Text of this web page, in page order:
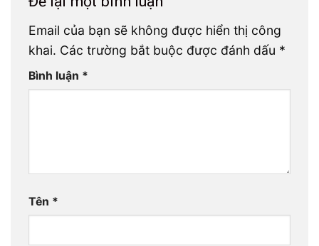
Email của bạn sẽ không được hiển thị công
khai. Các trường bắt buộc được đánh dấu *
Bình luận *
Tên *